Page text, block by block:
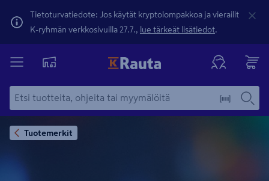
Tietoturvatiedote: Jos käytät kryptolompakkoa ja vierailit
K-ryhmän verkkosivuilla 27.7., lue tärkeät lisätiedot.
Tuotemerkit